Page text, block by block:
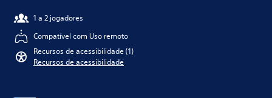
1 a 2 jogadores
Compatível com Uso remoto
Recursos de acessibilidade (1)
Recursos de acessibilidade